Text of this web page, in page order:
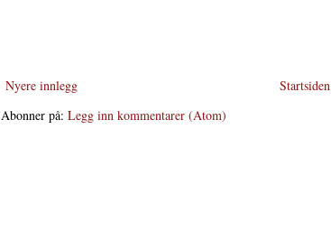
Nyere innlegg
Startsiden
Abonner på: Legg inn kommentarer (Atom)